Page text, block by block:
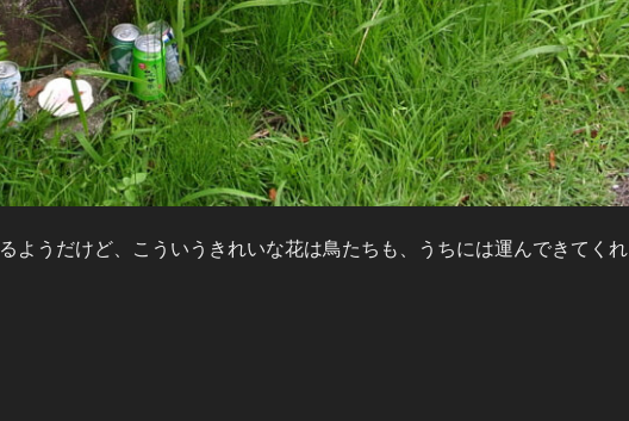
ようだけど、こういうきれいな花は鳥たちも、うちには運んできてくれ